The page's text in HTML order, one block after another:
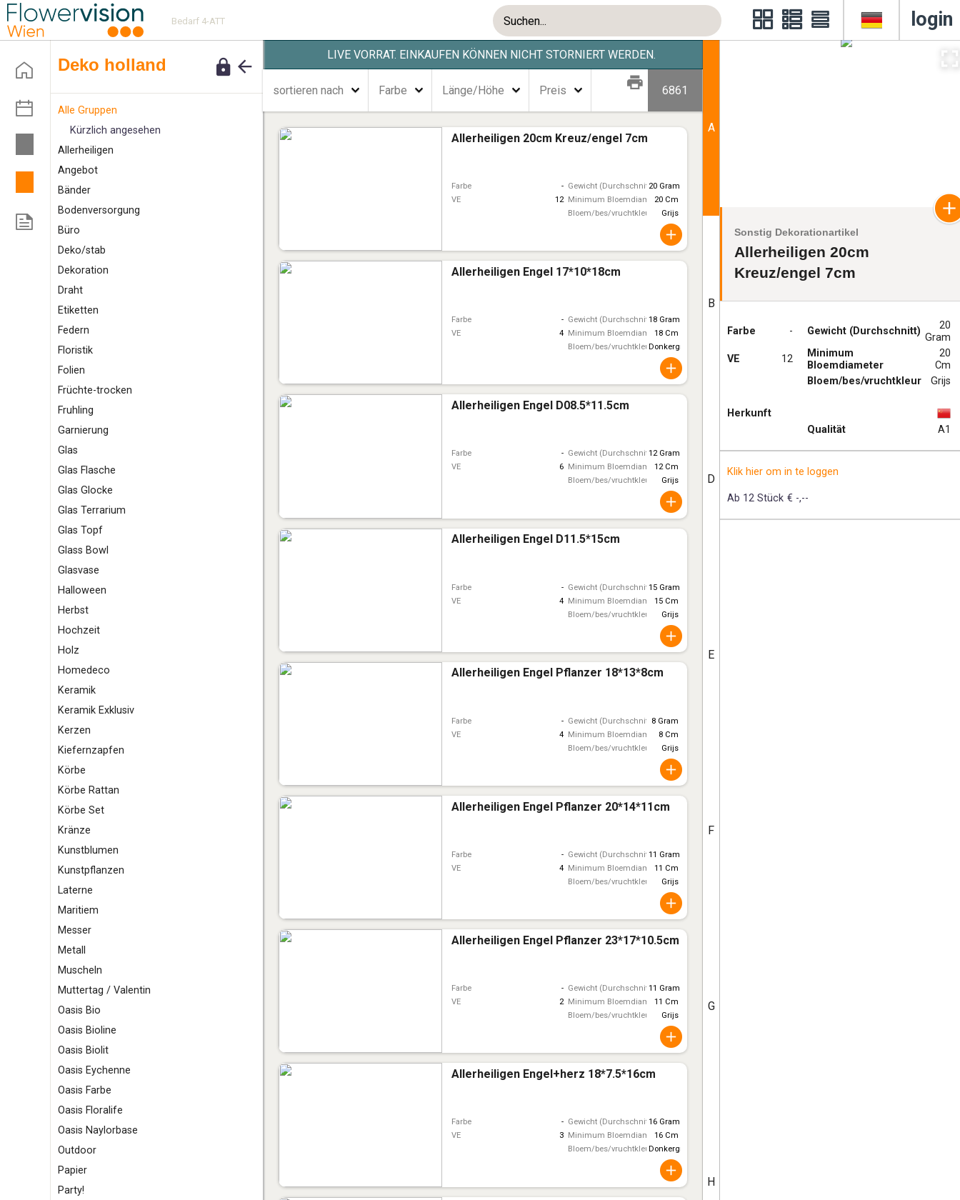
Bedarf 4-ATT login
deko holland
Alle Gruppen
Kürzlich angesehen
A llerheiligen
Angebot
Bänder
Bodenversorgung
Büro
Deko/stab
Dekoration
Draht
Etiketten
Federn
Floristik
Folien
Früchte-trocken
Fruhling
Garnierung
Glas
Glas Flasche
Glas Glocke
Glas Terrarium
Glas Topf
Glass Bowl
Glasvase
Halloween
Herbst
Hochzeit
Holz
Homedeco
Keramik
Keramik Exklusiv
Kerzen
Kiefernzapfen
Körbe
Körbe Rattan
Körbe Set
Kränze
Kunstblumen
Kunstpflanzen
Laterne
Maritiem
Messer
Metall
Muscheln
Muttertag / Valentin
Oasis Bio
Oasis Bioline
Oasis Biolit
Oasis Eychenne
Oasis Farbe
Oasis Floralife
Oasis Naylorbase
Outdoor
Papier
Party!
Sonstig Dekorationartikel
Allerheiligen 20cm
Kreuz/engel 7cm
Farbe - Gewicht (Durchschnitt)
20
Gram
VE
12
Minimum
Bloemdiameter
20
Cm
Bloem/bes/vruchtkleur
Grijs
Herkunft
Qualität
A1
Klik hier om in te loggen
Ab 12 Stück € -,--
LIVE VORRAT. EINKAUFEN KÖNNEN NICHT STORNIERT WERDEN.
sortieren nach Farbe Länge/Höhe Preis 6861
Allerheiligen 20cm Kreuz/engel 7cm
Farbe - Gewicht (Durchschnitt)20 Gram
VE
12 Minimum Bloemdiameter20 Cm
Bloem/bes/vruchtkleur
Grijs
Allerheiligen Engel 17*10*18cm
Farbe - Gewicht (Durchschnitt)18 Gram
VE
4 Minimum Bloemdiameter18 Cm
Bloem/bes/vruchtkleurDonkergrijs
Allerheiligen Engel D08.5*11.5cm
Farbe - Gewicht (Durchschnitt)12 Gram
VE
6 Minimum Bloemdiameter12 Cm
Bloem/bes/vruchtkleur
Grijs
Allerheiligen Engel D11.5*15cm
Farbe - Gewicht (Durchschnitt)15 Gram
VE
4 Minimum Bloemdiameter15 Cm
Bloem/bes/vruchtkleur
Grijs
Allerheiligen Engel Pflanzer 18*13*8cm
Farbe - Gewicht (Durchschnitt)8 Gram
VE
4 Minimum Bloemdiameter8 Cm
Bloem/bes/vruchtkleur
Grijs
Allerheiligen Engel Pflanzer 20*14*11cm
Farbe - Gewicht (Durchschnitt)11 Gram
VE
4 Minimum Bloemdiameter11 Cm
Bloem/bes/vruchtkleur
Grijs
Allerheiligen Engel Pflanzer 23*17*10.5cm
Farbe - Gewicht (Durchschnitt)11 Gram
VE
2 Minimum Bloemdiameter11 Cm
Bloem/bes/vruchtkleur
Grijs
Allerheiligen Engel+herz 18*7.5*16cm
Farbe - Gewicht (Durchschnitt)16 Gram
VE
3 Minimum Bloemdiameter16 Cm
Bloem/bes/vruchtkleurDonkergrijs
A
B
D
E
F
G
H